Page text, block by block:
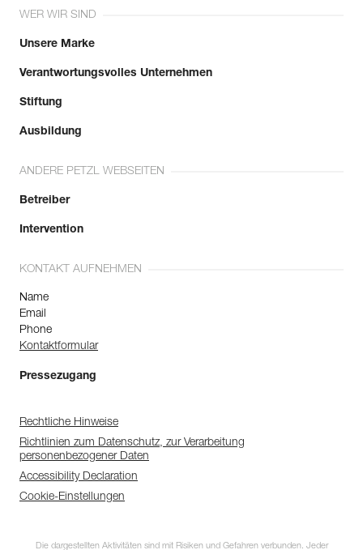
WER WIR SIND
Unsere Marke
Verantwortungsvolles Unternehmen
Stiftung
Ausbildung
ANDERE PETZL WEBSEITEN
Betreiber
Intervention
KONTAKT AUFNEHMEN
Name
Email
Phone
Kontaktformular
Pressezugang
Rechtliche Hinweise
Richtlinien zum Datenschutz, zur Verarbeitung
personenbezogener Daten
Accessibility Declaration
Cookie-Einstellungen
Die dargestellten Aktivitäten sind mit Risiken und Gefahren verbunden. Jeder